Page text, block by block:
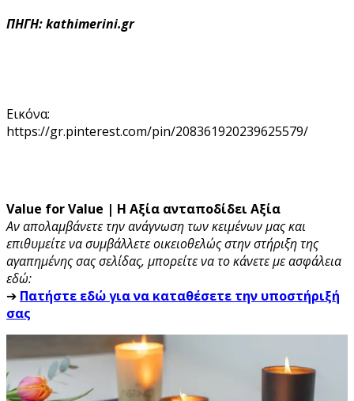
ΠΗΓΗ: kathimerini.gr
Εικόνα:
https://gr.pinterest.com/pin/208361920239625579/
Value for Value | Η Αξία ανταποδίδει Αξία
Αν απολαμβάνετε την ανάγνωση των κειμένων μας και
επιθυμείτε να συμβάλλετε οικειοθελώς στην στήριξη της
αγαπημένης σας σελίδας, μπορείτε να το κάνετε με ασφάλεια
εδώ:
➔ Πατήστε εδώ για να καταθέσετε την υποστήριξή
σας